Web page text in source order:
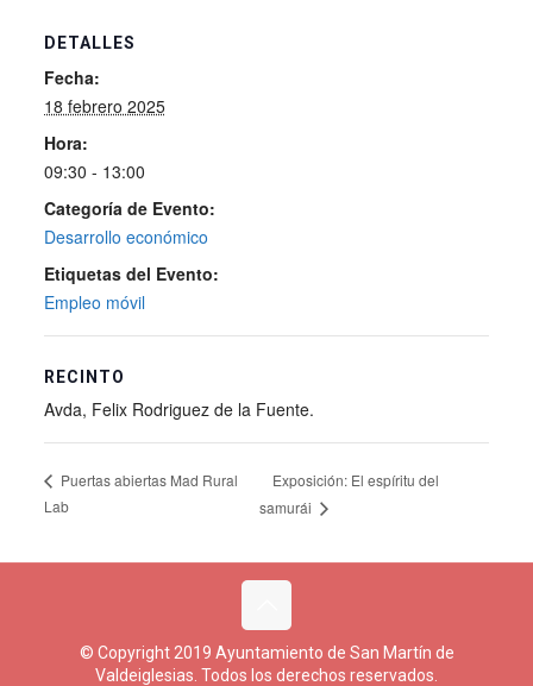
DETALLES
Fecha:
18 febrero 2025
Hora:
09:30 - 13:00
Categoría de Evento:
Desarrollo económico
Etiquetas del Evento:
Empleo móvil
RECINTO
Avda, Felix Rodriguez de la Fuente.
Puertas abiertas Mad Rural
Lab
Exposición: El espíritu del
samurái
© Copyright 2019 Ayuntamiento de San Martín de
Valdeiglesias. Todos los derechos reservados.